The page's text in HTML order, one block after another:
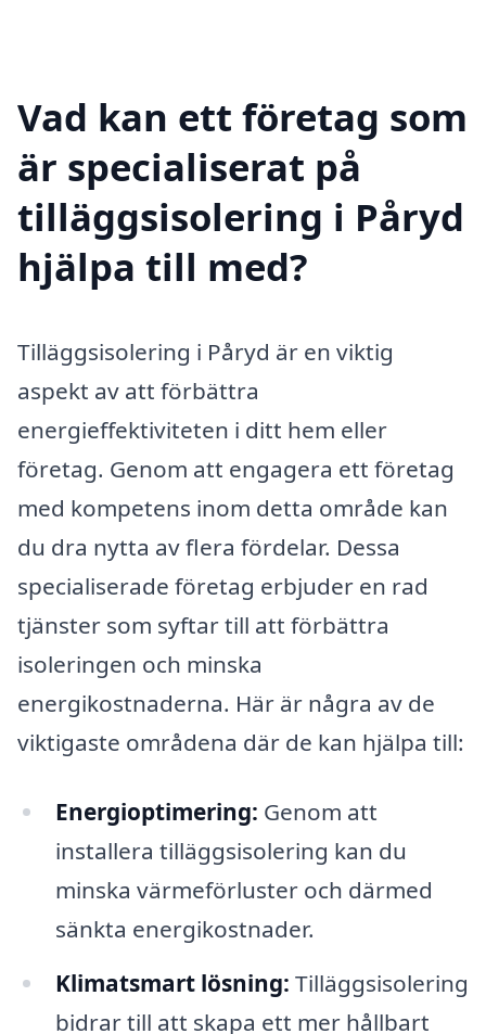
Vad kan ett företag som
är specialiserat på
tilläggsisolering i Påryd
hjälpa till med?
Tilläggsisolering i Påryd är en viktig
aspekt av att förbättra
energieffektiviteten i ditt hem eller
företag. Genom att engagera ett företag
med kompetens inom detta område kan
du dra nytta av flera fördelar. Dessa
specialiserade företag erbjuder en rad
tjänster som syftar till att förbättra
isoleringen och minska
energikostnaderna. Här är några av de
viktigaste områdena där de kan hjälpa till:
Energioptimering: Genom att
installera tilläggsisolering kan du
minska värmeförluster och därmed
sänkta energikostnader.
Klimatsmart lösning: Tilläggsisolering
bidrar till att skapa ett mer hållbart